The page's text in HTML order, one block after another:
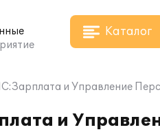
Каталог
и Управление
и